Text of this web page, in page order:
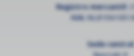
Registro mercantil:
IVA:
Sede central